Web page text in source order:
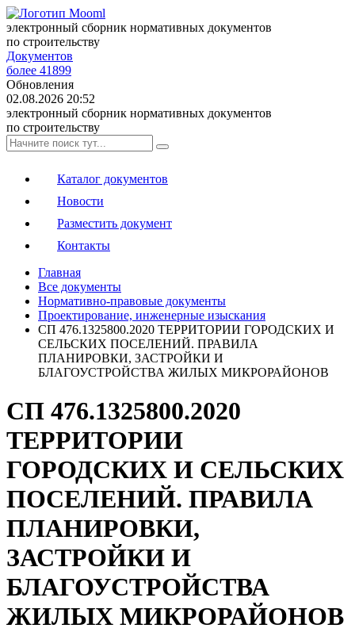
электронный сборник нормативных документов
по строительству
Документов
более 41899
Обновления
02.08.2026 20:52
электронный сборник нормативных документов
по строительству
Каталог документов
Новости
Разместить документ
Контакты
Главная
Все документы
Нормативно-правовые документы
Проектирование, инженерные изыскания
СП 476.1325800.2020 ТЕРРИТОРИИ ГОРОДСКИХ И
СЕЛЬСКИХ ПОСЕЛЕНИЙ. ПРАВИЛА
ПЛАНИРОВКИ, ЗАСТРОЙКИ И
БЛАГОУСТРОЙСТВА ЖИЛЫХ МИКРОРАЙОНОВ
СП 476.1325800.2020
ТЕРРИТОРИИ
ГОРОДСКИХ И СЕЛЬСКИХ
ПОСЕЛЕНИЙ. ПРАВИЛА
ПЛАНИРОВКИ,
ЗАСТРОЙКИ И
БЛАГОУСТРОЙСТВА
ЖИЛЫХ МИКРОРАЙОНОВ